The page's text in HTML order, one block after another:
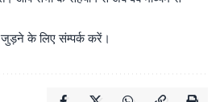
जुड़ने के लिए संम्पर्क करें।